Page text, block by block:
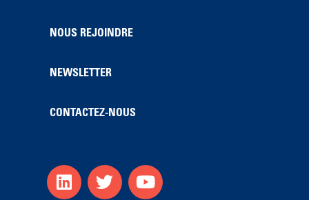
NOUS REJOINDRE
NEWSLETTER
CONTACTEZ-NOUS